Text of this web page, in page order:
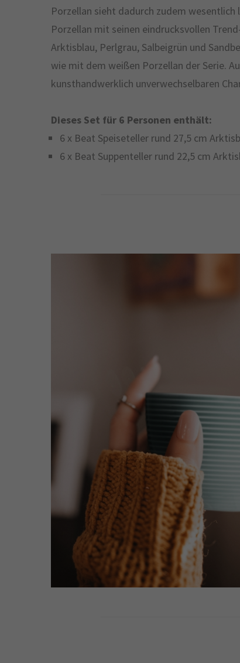
Porzellan sieht dadurch zudem
Porzellan mit seinen eindrucksvollen
Arktisblau, Perlgrau, Salbeigrün und
wie mit dem weißen Porzellan der Serie.
kunsthandwerklich unverwechselbaren
Dieses Set für 6 Personen enthält:
6 x Beat Speiseteller rund 27,5 cm
6 x Beat Suppenteller rund 22,5 cm